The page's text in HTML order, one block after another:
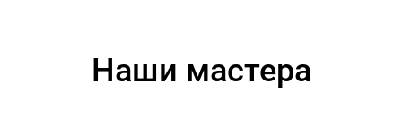
Наши мастера